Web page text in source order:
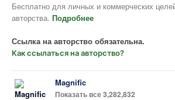
Бесплатно для личных и коммерческих
авторства. Подробнее
Ссылка на авторство обязательна.
Как ссылаться на авторство?
Magnific
Показать все 3,282,832